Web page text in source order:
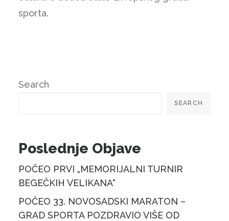
sporta.
Search
SEARCH
Poslednje Objave
POČEO PRVI „MEMORIJALNI TURNIR
BEGEČKIH VELIKANA“
POČEO 33. NOVOSADSKI MARATON –
GRAD SPORTA POZDRAVIO VIŠE OD